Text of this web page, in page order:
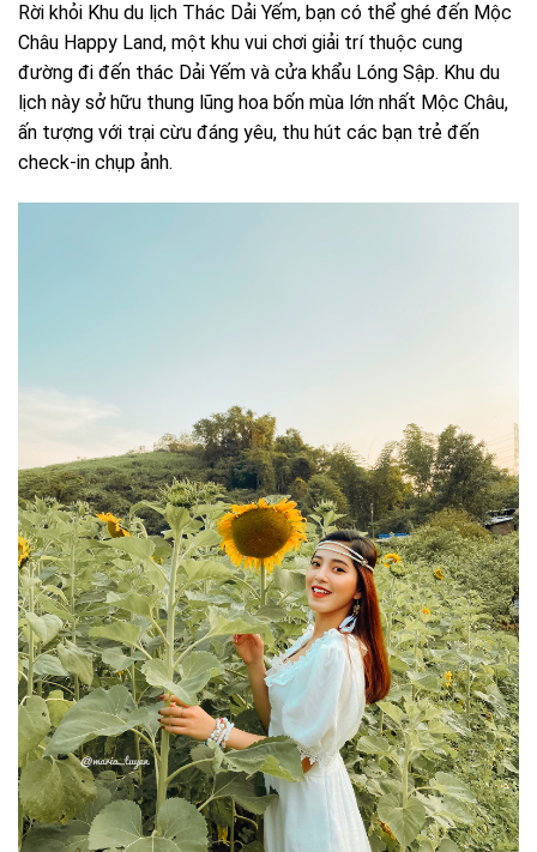
Rời khỏi Khu du lịch Thác Dải Yếm, bạn có thể ghé đến Mộc
Châu Happy Land, một khu vui chơi giải trí thuộc cung
đường đi đến thác Dải Yếm và cửa khẩu Lóng Sập. Khu du
lịch này sở hữu thung lũng hoa bốn mùa lớn nhất Mộc Châu,
ấn tượng với trại cừu đáng yêu, thu hút các bạn trẻ đến
check-in chụp ảnh.